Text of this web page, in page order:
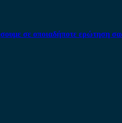
σε οποιαδήποτε ερώτηση